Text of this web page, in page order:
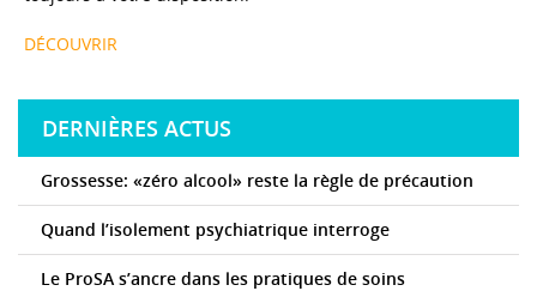
DÉCOUVRIR
DERNIÈRES ACTUS
Grossesse: «zéro alcool» reste la règle de précaution
Quand l’isolement psychiatrique interroge
Le ProSA s’ancre dans les pratiques de soins